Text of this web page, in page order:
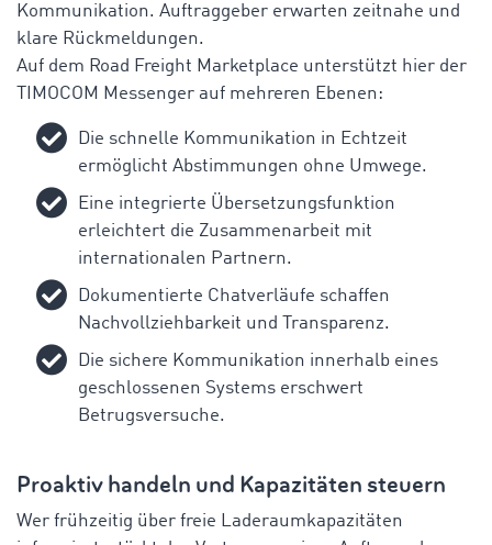
Kommunikation. Auftraggeber erwarten zeitnahe und
klare Rückmeldungen.
Auf dem Road Freight Marketplace unterstützt hier der
TIMOCOM Messenger auf mehreren Ebenen:
Die schnelle Kommunikation in Echtzeit
ermöglicht Abstimmungen ohne Umwege.
Eine integrierte Übersetzungsfunktion
erleichtert die Zusammenarbeit mit
internationalen Partnern.
Dokumentierte Chatverläufe schaffen
Nachvollziehbarkeit und Transparenz.
Die sichere Kommunikation innerhalb eines
geschlossenen Systems erschwert
Betrugsversuche.
Proaktivhandeln und Kapazitäten steuern
Wer frühzeitig über freie Laderaumkapazitäten